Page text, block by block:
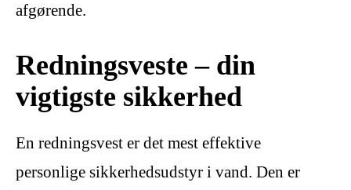
afgørende.
Redningsveste – din
vigtigste sikkerhed
En redningsvest er det mest effektive
personlige sikkerhedsudstyr i vand. Den er